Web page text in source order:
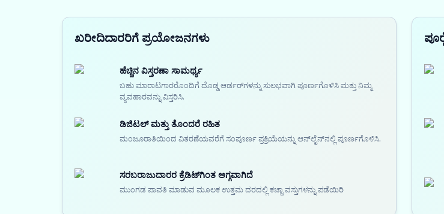
ಖರೀದಿದಾರರಿಗೆ ಪ್ರಯೋಜನಗಳು
ಹೆಚ್ಚಿನ ವಿಸ್ತರಣಾ ಸಾಮರ್ಥ್ಯ
ಬಹು ಮಾರಾಟಗಾರರೊಂದಿಗೆ ದೊಡ್ಡ ಆರ್ಡರ್‌ಗಳನ್ನು ಸುಲಭವಾಗಿ ಪೂರ್ಣಗೊಳಿಸಿ ಮತ್ತು ನಿಮ್ಮ
ವ್ಯವಹಾರವನ್ನು ವಿಸ್ತರಿಸಿ.
ಡಿಜಿಟಲ್ ಮತ್ತು ತೊಂದರೆ ರಹಿತ
ಮಂಜೂರಾತಿಯಿಂದ ವಿತರಣೆಯವರೆಗೆ ಸಂಪೂರ್ಣ ಪ್ರಕ್ರಿಯೆಯನ್ನು ಆನ್‌ಲೈನ್‌ನಲ್ಲಿ ಪೂರ್ಣಗೊಳಿಸಿ.
ಸರಬರಾಜುದಾರರ ಕ್ರೆಡಿಟ್‌ಗಿಂತ ಅಗ್ಗವಾಗಿದೆ
ಮುಂಗಡ ಪಾವತಿ ಮಾಡುವ ಮೂಲಕ ಉತ್ತಮ ದರದಲ್ಲಿ ಕಚ್ಚಾ ವಸ್ತುಗಳನ್ನು ಪಡೆಯಿರಿ